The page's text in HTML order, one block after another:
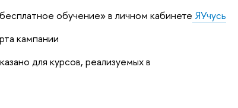
обучение» в личном кабинете ЯУчусь
кампании
для курсов, реализуемых в